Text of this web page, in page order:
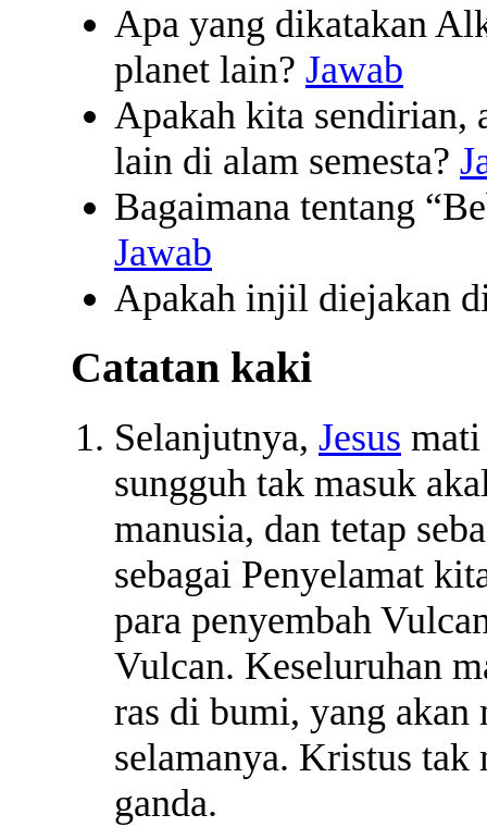
Apa yang dikatakan
planet lain? Jawab
Apakah kita sendirian,
lain di alam semesta?
Bagaimana tentang
Jawab
Apakah injil diejakan
Catatan kaki
Selanjutnya, Jesus
sungguh tak masuk
manusia, dan tetap
sebagai Penyelamat
para penyembah
Vulcan. Keseluruhan
ras di bumi, yang akan
selamanya. Kristus
ganda.